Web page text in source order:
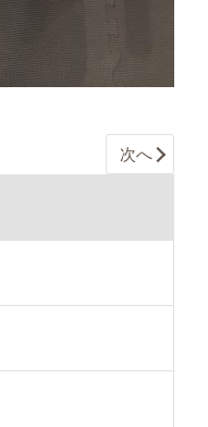
次へ